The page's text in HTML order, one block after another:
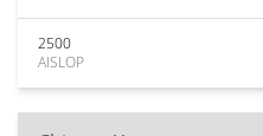
2500
AISLOP